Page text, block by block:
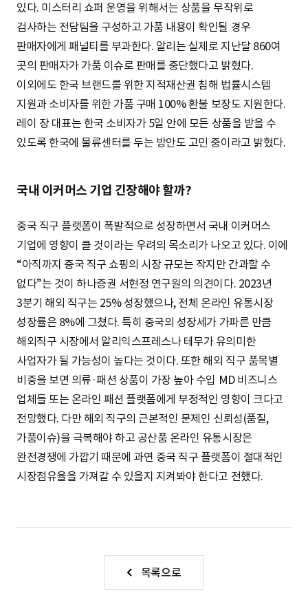
있다. 미스터리 쇼퍼 운영을 위해서는 상품을 무작위로
검사하는 전담팀을 구성하고 가품 내용이 확인될 경우
판매자에게 패널티를 부과한다. 알리는 실제로 지난달 860여
곳의 판매자가 가품 이슈로 판매를 중단했다고 밝혔다.
이외에도 한국 브랜드를 위한 지적재산권 침해 법률시스템
지원과 소비자를 위한 가품 구매 100% 환불 보장도 지원한다.
레이 장 대표는 한국 소비자가 5일 안에 모든 상품을 받을 수
있도록 한국에 물류센터를 두는 방안도 고민 중이라고 밝혔다.
국내 이커머스 기업 긴장해야 할까?
중국 직구 플랫폼이 폭발적으로 성장하면서 국내 이커머스
기업에 영향이 클 것이라는 우려의 목소리가 나오고 있다. 이에
“아직까지 중국 직구 쇼핑의 시장 규모는 작지만 간과할 수
없다”는 것이 하나증권 서현정 연구원의 의견이다. 2023년
3분기 해외 직구는 25% 성장했으나, 전체 온라인 유통시장
성장률은 8%에 그쳤다. 특히 중국의 성장세가 가파른 만큼
해외직구 시장에서 알리익스프레스나 테무가 유의미한
사업자가 될 가능성이 높다는 것이다. 또한 해외 직구 품목별
비중을 보면 의류·패션 상품이 가장 높아 수입 MD 비즈니스
업체들 또는 온라인 패션 플랫폼에게 부정적인 영향이 크다고
전망했다. 다만 해외 직구의 근본적인 문제인 신뢰성(품질,
가품이슈)을 극복해야 하고 공산품 온라인 유통시장은
완전경쟁에 가깝기 때문에 과연 중국 직구 플랫폼이 절대적인
시장점유율을 가져갈 수 있을지 지켜봐야 한다고 전했다.
목록으로